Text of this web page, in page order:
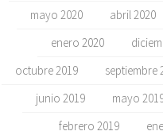
mayo 2020
abril 2020
enero 2020
octubre 2019
septiembre
junio 2019
mayo
febrero 2019